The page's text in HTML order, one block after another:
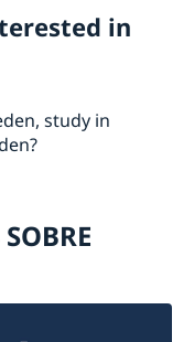
in
study in